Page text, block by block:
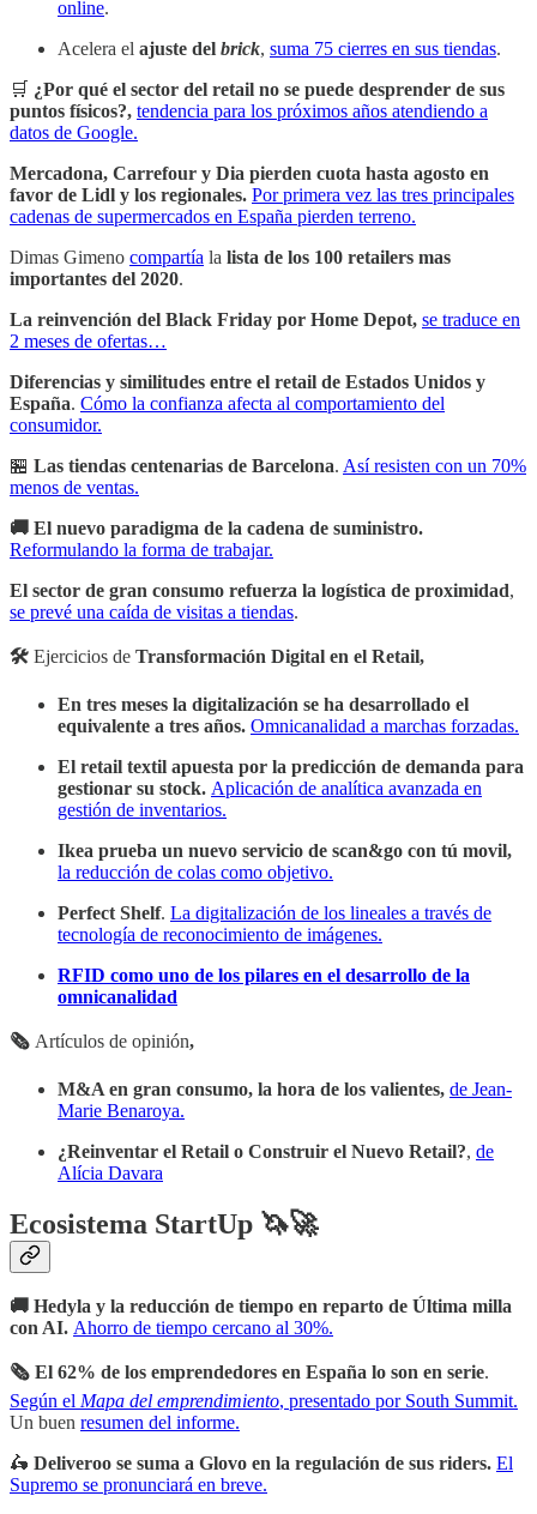
online.
Acelera el ajuste del brick, suma 75 cierres en sus tiendas.
🛒 ¿Por qué el sector del retail no se puede desprender de sus
puntos físicos?, tendencia para los próximos años atendiendo a
datos de Google.
Mercadona, Carrefour y Dia pierden cuota hasta agosto en
favor de Lidl y los regionales. Por primera vez las tres principales
cadenas de supermercados en España pierden terreno.
Dimas Gimeno compartía la lista de los 100 retailers mas
importantes del 2020.
La reinvención del Black Friday por Home Depot, se traduce en
2 meses de ofertas…
Diferencias y similitudes entre el retail de Estados Unidos y
España. Cómo la confianza afecta al comportamiento del
consumidor.
🏪 Las tiendas centenarias de Barcelona. Así resisten con un 70%
menos de ventas.
🚚 El nuevo paradigma de la cadena de suministro.
Reformulando la forma de trabajar.
El sector de gran consumo refuerza la logística de proximidad,
se prevé una caída de visitas a tiendas.
🛠 Ejercicios de Transformación Digital en el Retail,
En tres meses la digitalización se ha desarrollado el
equivalente a tres años. Omnicanalidad a marchas forzadas.
El retail textil apuesta por la predicción de demanda para
gestionar su stock. Aplicación de analítica avanzada en
gestión de inventarios.
Ikea prueba un nuevo servicio de scan&go con tú movil,
la reducción de colas como objetivo.
Perfect Shelf. La digitalización de los lineales a través de
tecnología de reconocimiento de imágenes.
RFID como uno de los pilares en el desarrollo de la
omnicanalidad
🗞 Artículos de opinión,
M&A en gran consumo, la hora de los valientes, de Jean-
Marie Benaroya.
¿Reinventar el Retail o Construir el Nuevo Retail?, de
Alícia Davara
Ecosistema StartUp 🦄🚀
🚚 Hedyla y la reducción de tiempo en reparto de Última milla
con AI. Ahorro de tiempo cercano al 30%.
🗞 El 62% de los emprendedores en España lo son en serie.
Según el Mapa del emprendimiento, presentado por South Summit.
Un buen resumen del informe.
🛵 Deliveroo se suma a Glovo en la regulación de sus riders. El
Supremo se pronunciará en breve.